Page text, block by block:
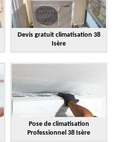
Devis gratuit climatisation 38
Isère
Pose de climatisation
Professionnel 38 Isère